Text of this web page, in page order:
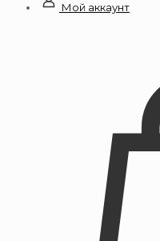
Мой аккаунт